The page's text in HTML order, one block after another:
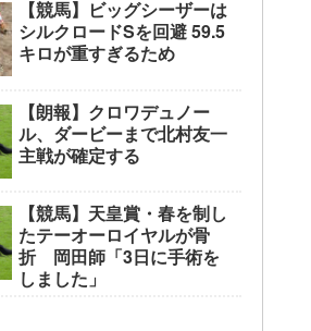
【競馬】ビッグシーザーは
シルクロードSを回避 59.5
キロが重すぎるため
【朗報】クロワデュノー
ル、ダービーまで北村友一
主戦が確定する
【競馬】天皇賞・春を制し
たテーオーロイヤルが骨
折 岡田師「3日に手術を
しました」